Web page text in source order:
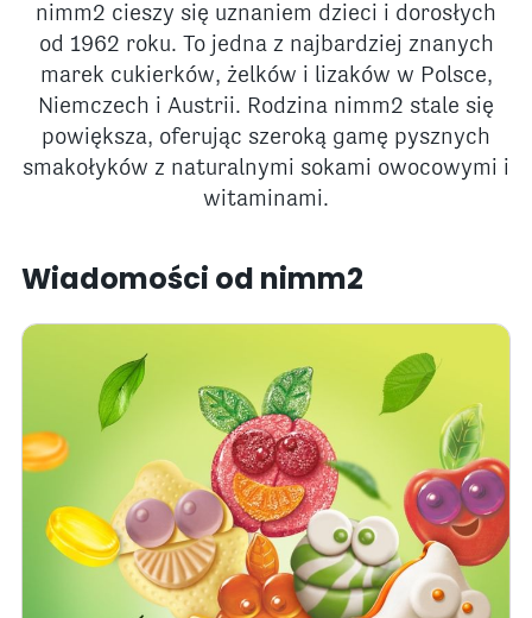
nimm2 cieszy się uznaniem dzieci i dorosłych
od 1962 roku. To jedna z najbardziej znanych
marek cukierków, żelków i lizaków w Polsce,
Niemczech i Austrii. Rodzina nimm2 stale się
powiększa, oferując szeroką gamę pysznych
smakołyków z naturalnymi sokami owocowymi i
witaminami.
Wiadomości od nimm2